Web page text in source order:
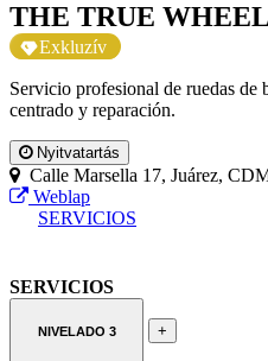
THE TRUE
Exkluzív
Servicio profesional de ruedas de
centrado y reparación.
Nyitvatartás
Calle Marsella 17, Juárez,
Weblap
SERVICIOS
SERVICIOS
NIVELADO 3 +